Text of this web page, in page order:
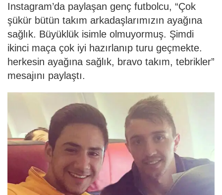
Instagram’da paylaşan genç futbolcu, “Çok
şükür bütün takım arkadaşlarımızın ayağına
sağlık. Büyüklük isimle olmuyormuş. Şimdi
ikinci maça çok iyi hazırlanıp turu geçmekte.
herkesin ayağına sağlık, bravo takım, tebrikler”
mesajını paylaştı.